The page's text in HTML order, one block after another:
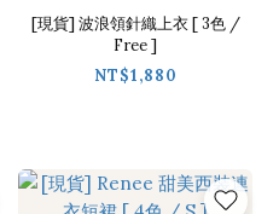
[現貨] 波浪領針織上衣 [ 3色 /
Free ]
NT$1,880